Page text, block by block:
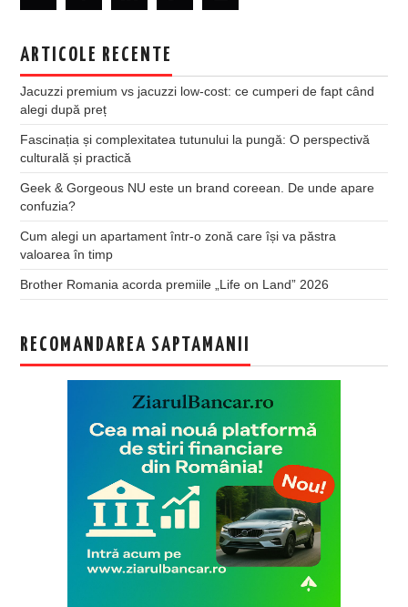
ARTICOLE RECENTE
Jacuzzi premium vs jacuzzi low-cost: ce cumperi de fapt când
alegi după preț
Fascinația și complexitatea tutunului la pungă: O perspectivă
culturală și practică
Geek & Gorgeous NU este un brand coreean. De unde apare
confuzia?
Cum alegi un apartament într-o zonă care își va păstra
valoarea în timp
Brother Romania acorda premiile „Life on Land” 2026
RECOMANDAREA SAPTAMANII